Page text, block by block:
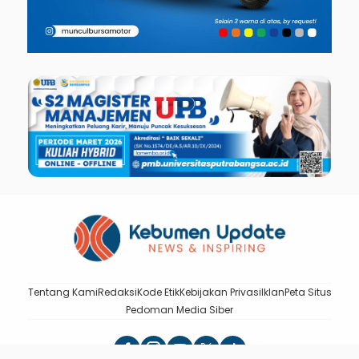
Tentang KamiRedaksiKode EtikKebijakan PrivasiIklanPeta Situs
Pedoman Media Siber